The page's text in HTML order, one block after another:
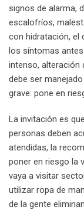
signos de alarma,
escalofríos,
con hidratación, el
los síntomas
intenso, alteración
debe ser
grave: pone en
La invitación es
personas deben
atendidas, la
poner en riesgo la
vaya a visitar
utilizar ropa de
de la gente